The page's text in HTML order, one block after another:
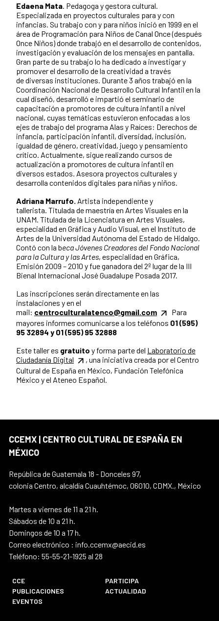
Edaena Mata. Pedagoga y gestora cultural.
Especializada en proyectos culturales para y con
infancias. Su trabajo con y para niños inició en 1999 en el
área de Programación para Niños de Canal Once (después
Once Niños) donde trabajó en el desarrollo de contenidos,
investigación y evaluación de los mensajes en pantalla.
Gran parte de su trabajo lo ha dedicado a investigar y
promover el desarrollo de la creatividad a través
de diversas instituciones. Durante 3 años trabajó en la
Coordinación Nacional de Desarrollo Cultural Infantil en la
cual diseñó, desarrolló e impartió el seminario de
capacitación a promotores de cultura infantil a nivel
nacional, cuyas temáticas estuvieron enfocadas a los
ejes de trabajo del programa Alas y Raíces: Derechos de
infancia, participación infantil, diversidad, inclusión,
igualdad de género, creatividad, juego y pensamiento
crítico. Actualmente, sigue realizando cursos de
actualización a promotores de cultura infantil en
diversos estados. Asesora proyectos culturales y
desarrolla contenidos digitales para niñas y niños.
Adriana Marrufo. Artista independiente y
tallerista. Titulada de maestría en Artes Visuales en la
UNAM. Titulada de la Licenciatura en Artes Visuales,
especialidad en Gráfica y Audio Visual, en el Instituto de
Artes de la Universidad Autónoma del Estado de Hidalgo.
Contó con la beca Jóvenes Creadores del Fondo Nacional
para la Cultura y las Artes, especialidad en Gráfica,
Emisión 2009 – 2010 y fue ganadora del 2º lugar de la III
Bienal Internacional José Guadalupe Posada 2017.
Las inscripciones serán directamente en las
instalaciones y en el
mail: centroculturalatenco@gmail.com
Para
mayores informes comunicarse a los teléfonos 01 (595)
95 32894 y 01 (595) 95 32888
Este taller es gratuito y forma parte del Laboratorio de
Ciudadanía Digital
, una iniciativa creada por el Centro
Cultural de España en México, Fundación Telefónica
México y el Ateneo Español.
CCEMX | CENTRO CULTURAL DE ESPAÑA EN
MÉXICO
República de Guatemala 18 - Donceles 97,
colonia Centro, alcaldía Cuauhtémoc, 06010, CDMX., México
Martes a viernes de 11 a 21 h.
Sábados de 10 a 21 h.
Domingos de 10 a 17 h.
Correo electrónico : info.ccemx@aecid.es
Teléfono: 55-55-21-1925 al 28
CCE
PARTICIPA
PUBLICACIONES
ACTUALIDAD
EVENTOS